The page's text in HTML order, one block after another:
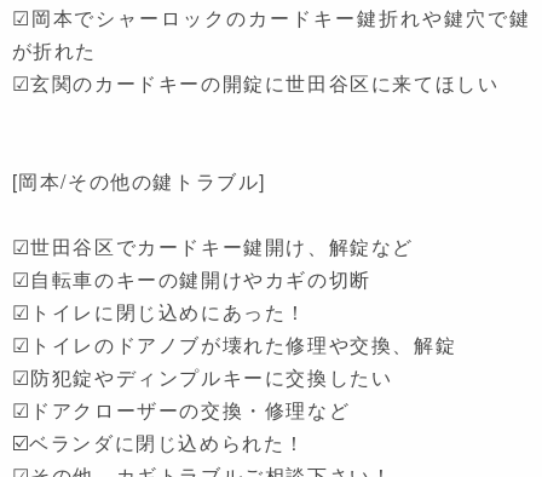
☑岡本でシャーロックのカードキー鍵折れや鍵穴で鍵
が折れた
☑玄関のカードキーの開錠に世田谷区に来てほしい
[岡本/その他の鍵トラブル]
☑世田谷区でカードキー鍵開け、解錠など
☑自転車のキーの鍵開けやカギの切断
☑トイレに閉じ込めにあった！
☑トイレのドアノブが壊れた修理や交換、解錠
☑防犯錠やディンプルキーに交換したい
☑ドアクローザーの交換・修理など
☑️ベランダに閉じ込められた！